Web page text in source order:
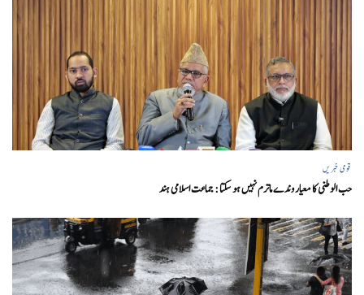
قومی خبریں
حب الوطنی کا معیار وندے ماترم نہیں ہو سکتا : جماعت اسلامی ہند